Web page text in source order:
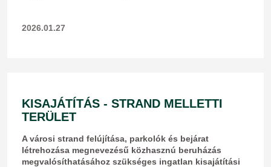
2026.01.27
KISAJÁTÍTÁS - STRAND MELLETTI
TERÜLET
A városi strand felújítása, parkolók és bejárat
létrehozása megnevezésű közhasznú beruházás
megvalósíthatásához szükséges ingatlan kisajátítási